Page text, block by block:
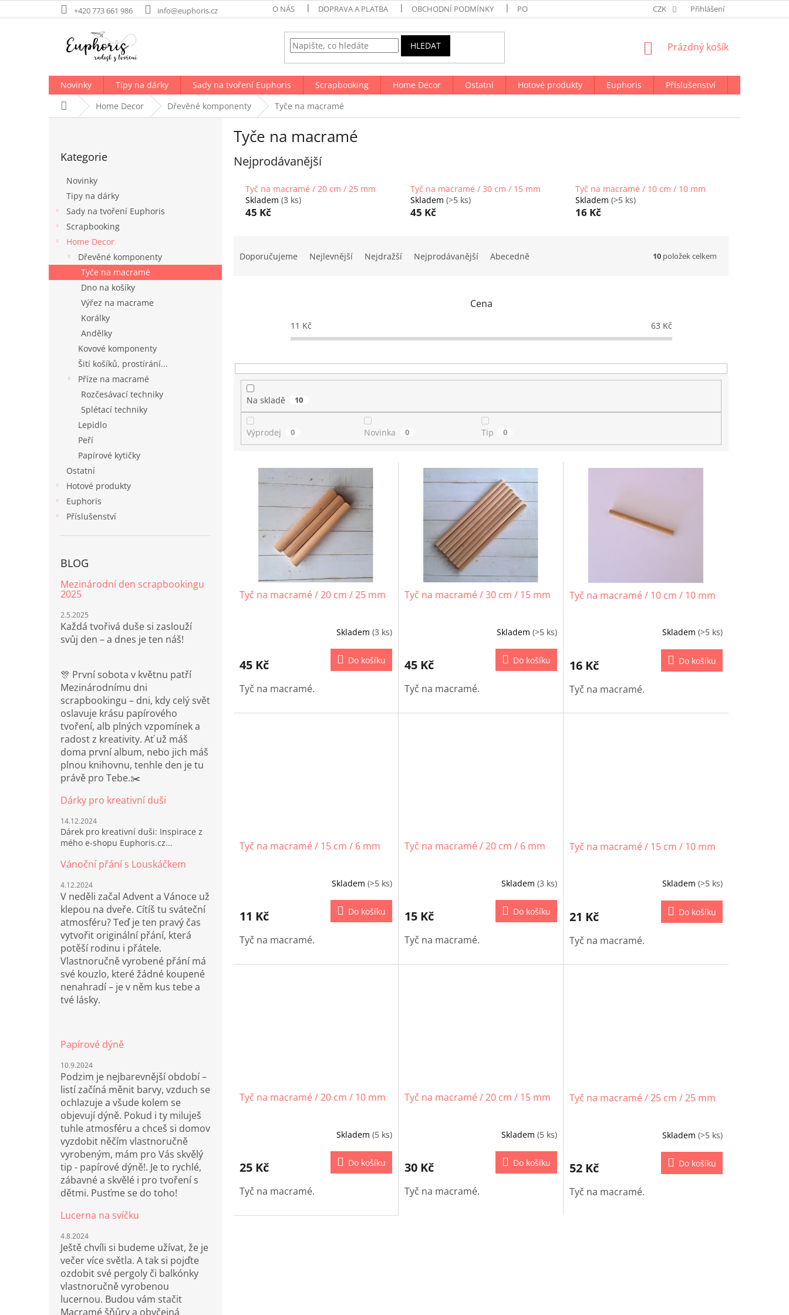
na
+420 773 661 986 info@euphoris.cz O NÁS DOPRAVA A PLATBA OBCHODNÍ PODMÍNKY PODMÍNKY OCHRANY OSOBNÍCH ÚDAJŮ NAPIŠTE NÁM
CZK Přihlášení
HLEDAT
NÁKUPNÍ
Prázdný košík
Novinky Tipy na dárky Sady na tvoření Euphoris Scrapbooking Home Decor Ostatní Hotové produkty Euphoris Příslušenství
Domů Home Decor Dřevěné komponenty Tyče na macramé
n
e
kategorie
Kategorie
Novinky
Tipy na dárky
Sady na tvoření Euphoris
Scrapbooking
Home Decor
Dřevěné komponenty
Tyče na macramé
Dno na košíky
Výřez na macrame
Korálky
Andělky
Kovové komponenty
Šití košíků, prostírání...
Příze na macramé
Rozčesávací techniky
Splétací techniky
Lepidlo
Peří
Papírové kytičky
Ostatní
Hotové produkty
Euphoris
Příslušenství
BLOG
Mezinárodní den scrapbookingu
2025
2.5.2025
Každá tvořivá duše si zaslouží
svůj den – a dnes je ten náš!
🎊 První sobota v květnu patří
Mezinárodnímu dni
scrapbookingu – dni, kdy celý svět
oslavuje krásu papírového
tvoření, alb plných vzpomínek a
radost z kreativity. Ať už máš
doma první album, nebo jich máš
plnou knihovnu, tenhle den je tu
právě pro Tebe.✂️
Dárky pro kreativní duši
14.12.2024
Dárek pro kreativní duši: Inspirace z
mého e-shopu Euphoris.cz...
Vánoční přání s Louskáčkem
4.12.2024
V neděli začal Advent a Vánoce už
klepou na dveře. Cítíš tu sváteční
atmosféru? Teď je ten pravý čas
vytvořit originální přání, která
potěší rodinu i přátele.
Vlastnoručně vyrobené přání má
své kouzlo, které žádné koupené
nenahradí – je v něm kus tebe a
tvé lásky.
Papírové dýně
10.9.2024
Podzim je nejbarevnější období –
listí začíná měnit barvy, vzduch se
ochlazuje a všude kolem se
objevují dýně. Pokud i ty miluješ
tuhle atmosféru a chceš si domov
vyzdobit něčím vlastnoručně
vyrobeným, mám pro Vás skvělý
tip - papírové dýně!. Je to rychlé,
zábavné a skvělé i pro tvoření s
dětmi. Pusťme se do toho!
Lucerna na svíčku
4.8.2024
Ještě chvíli si budeme užívat, že je
večer více světla. A tak si pojďte
ozdobit své pergoly či balkónky
vlastnoručně vyrobenou
lucernou. Budou vám stačit
Macramé šňůry a obyčejná
Tyče na macramé
Nejprodávanější
Tyč na macramé / 20 cm / 25 mm
Skladem (3 ks)
45 Kč
Tyč na macramé / 30 cm / 15 mm
Skladem (>5 ks)
45 Kč
Tyč na macramé / 10 cm / 10 mm
Skladem (>5 ks)
16 Kč
u
Doporučujeme Nejlevnější Nejdražší Nejprodávanější Abecedně 10 položek celkem
Cena
11 Kč 63 Kč
Na skladě 10
Výprodej 0 Novinka 0 Tip 0
Tyč na macramé / 20 cm / 25 mm
Skladem (3 ks)
45 Kč Do košíku
Tyč na macramé.
Tyč na macramé / 30 cm / 15 mm
Skladem (>5 ks)
45 Kč Do košíku
Tyč na macramé.
Tyč na macramé / 10 cm / 10 mm
Skladem (>5 ks)
16 Kč Do košíku
Tyč na macramé.
Tyč na macramé / 15 cm / 6 mm
Skladem (>5 ks)
11 Kč Do košíku
Tyč na macramé.
Tyč na macramé / 20 cm / 6 mm
Skladem (3 ks)
15 Kč Do košíku
Tyč na macramé.
Tyč na macramé / 15 cm / 10 mm
Skladem (>5 ks)
21 Kč Do košíku
Tyč na macramé.
Tyč na macramé / 20 cm / 10 mm
Skladem (5 ks)
25 Kč Do košíku
Tyč na macramé.
Tyč na macramé / 20 cm / 15 mm
Skladem (5 ks)
30 Kč Do košíku
Tyč na macramé.
Tyč na macramé / 25 cm / 25 mm
Skladem (>5 ks)
52 Kč Do košíku
Tyč na macramé.